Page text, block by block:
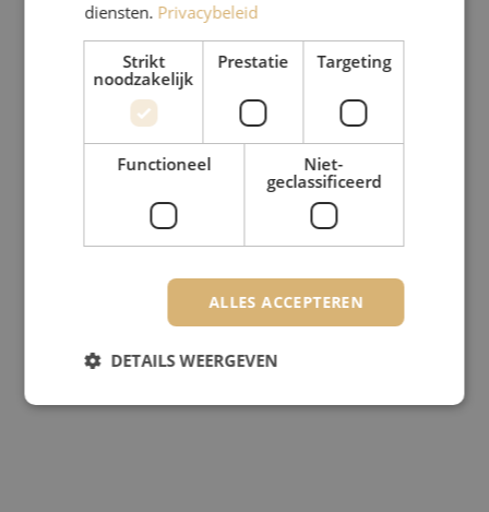
diensten. Privacybeleid
Strikt
noodzakelijk
Prestatie Targeting
Functioneel
Niet-
geclassificeerd
ALLES ACCEPTEREN
DETAILS WEERGEVEN